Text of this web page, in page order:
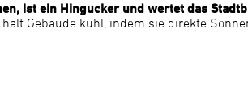
ist ein Hingucker und wertet das
Gebäude kühl, indem sie direkte